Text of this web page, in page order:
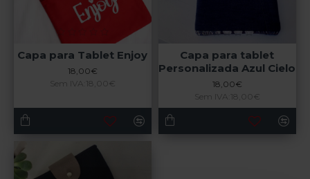
Capa para Tablet Enjoy
18,00€
Sem IVA:18,00€
Capa para tablet
Personalizada Azul Cielo
18,00€
Sem IVA:18,00€